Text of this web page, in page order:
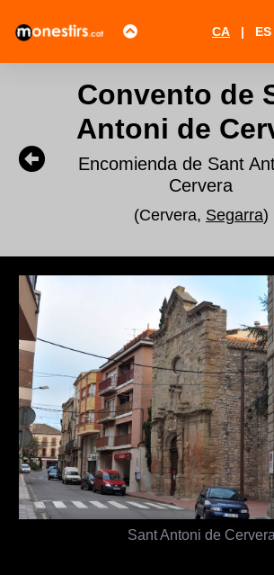
CA | ES
Convento de
Antoni de
Encomienda de Sant
Cervera
(Cervera, Segarra)
Sant Antoni de Cervera